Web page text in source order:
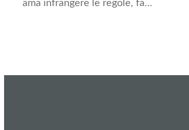
ama infrangere le regole, fa…